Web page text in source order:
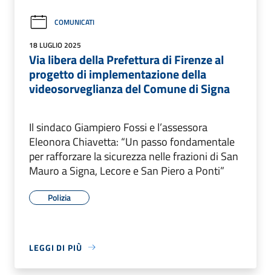
COMUNICATI
18 LUGLIO 2025
Via libera della Prefettura di Firenze al
progetto di implementazione della
videosorveglianza del Comune di Signa
Il sindaco Giampiero Fossi e l’assessora
Eleonora Chiavetta: “Un passo fondamentale
per rafforzare la sicurezza nelle frazioni di San
Mauro a Signa, Lecore e San Piero a Ponti”
Polizia
LEGGI DI PIÙ